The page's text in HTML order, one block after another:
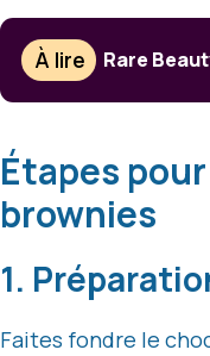
À lire Rare
Étapes
brownies
1.
Faites fondre le